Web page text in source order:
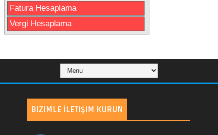
Fatura Hesaplama
Vergi Hesaplama
BIZIMLE İLETIŞIM KURUN